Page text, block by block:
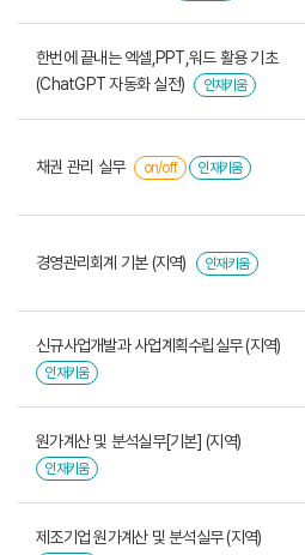
한번에 끝내는 엑셀,PPT,워드 활용 기초
(ChatGPT 자동화 실전)
인재키움
채권 관리 실무 on/off 인재키움
경영관리회계 기본 (지역) 인재키움
신규사업개발과 사업계획수립실무 (지역)
인재키움
원가계산 및 분석실무[기본] (지역)
인재키움
제조기업 원가계산 및 분석실무 (지역)